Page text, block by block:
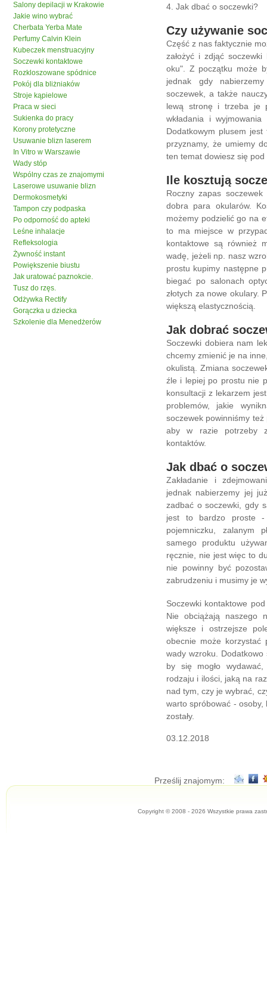
Salony depilacji w Krakowie
Jakie wino wybrać
Cherbata Yerba Mate
Perfumy Calvin Klein
Kubeczek menstruacyjny
Soczewki kontaktowe
Rozkloszowane spódnice
Pokój dla bliżniaków
Stroje kąpielowe
Praca w sieci
Sukienka do pracy
Korony protetyczne
Usuwanie blizn laserem
In Vitro w Warszawie
Wady stóp
Wspólny czas ze znajomymi
Laserowe usuwanie blizn
Dermokosmetyki
Tampon czy podpaska
Po odporność do apteki
Leśne inhalacje
Refleksologia
Żywność instant
Powiększenie biustu
Jak uratować paznokcie.
Tusz do rzęs.
Odżywka Rectify
Gorączka u dziecka
Szkolenie dla Menedżerów
4. Jak dbać o soczewki?
Czy używanie
Część z nas faktycznie
założyć i zdjąć
oku". Z początku może
jednak gdy
soczewek, a także
lewą stronę i trzeba je
wkładania i
Dodatkowym plusem
przyznamy, że umiemy
ten temat dowiesz się
Ile kosztują
Roczny zapas
dobra para okularów.
możemy podzielić go na
to ma miejsce w
kontaktowe są również
wadę, jeżeli np. nasz
prostu kupimy następne
biegać po salonach
złotych za nowe okulary.
większą elastycznością.
Jak dobrać
Soczewki dobiera nam
chcemy zmienić je na
okulistą. Zmiana
źle i lepiej po prostu nie
konsultacji z lekarzem
problemów, jakie
soczewek powinniśmy
aby w razie potrzeby
kontaktów.
Jak dbać o
Zakładanie i
jednak nabierzemy jej
zadbać o soczewki, gdy
jest to bardzo proste -
pojemniczku, zalanym
samego produktu
ręcznie, nie jest więc to
nie powinny być
zabrudzeniu i musimy je
Soczewki kontaktowe
Nie obciążają naszego
większe i ostrzejsze
obecnie może korzystać
wady wzroku.
by się mogło
rodzaju i ilości, jaką na
nad tym, czy je wybrać,
warto spróbować - osoby,
zostały.
03.12.2018
Prześlij znajomym:
Copyright © 2008 - 2026 Wszystkie prawa